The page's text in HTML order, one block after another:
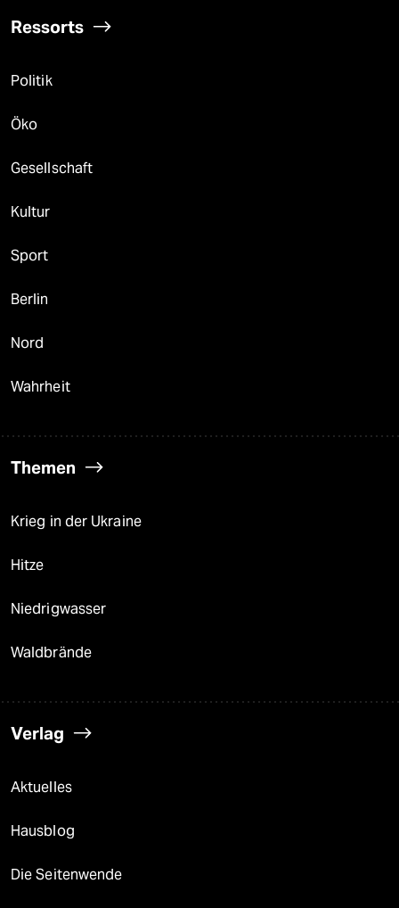
Ressorts
Politik
Öko
Gesellschaft
Kultur
Sport
Berlin
Nord
Wahrheit
Themen
Krieg in der Ukraine
Hitze
Niedrigwasser
Waldbrände
Verlag
Aktuelles
Hausblog
Die Seitenwende